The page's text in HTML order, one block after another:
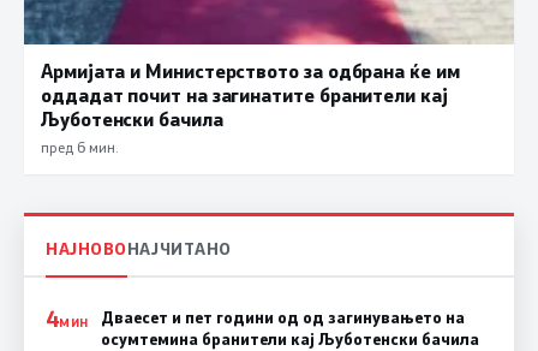
Армијата и Министерството за одбрана ќе им
оддадат почит на загинатите бранители кај
Љуботенски бачила
пред 6 мин.
НАЈНОВОНАЈЧИТАНО
4МИН
Дваесет и пет години од од загинувањето на
осумтемина бранители кај Љуботенски бачила